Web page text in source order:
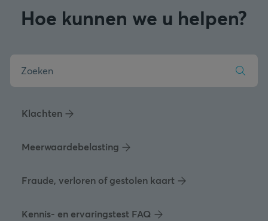
Hoe kunnen we u helpen?
Klachten
Meerwaardebelasting
Fraude, verloren of gestolen kaart
Kennis- en ervaringstest FAQ